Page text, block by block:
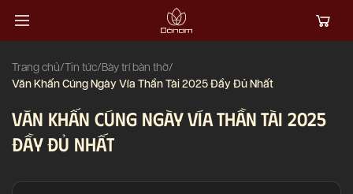
Trang chủ/ Tin tức/ Bày trí bàn thờ/
Văn Khấn Cúng Ngày Vía Thần Tài 2025 Đầy Đủ Nhất
VĂN KHẤN CÚNG NGÀY VÍA THẦN TÀI 2025
ĐẦY ĐỦ NHẤT